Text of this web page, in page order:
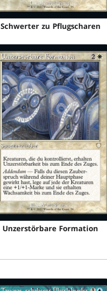
Schwerter zu Pflugscharen
Unzerstörbare Formation